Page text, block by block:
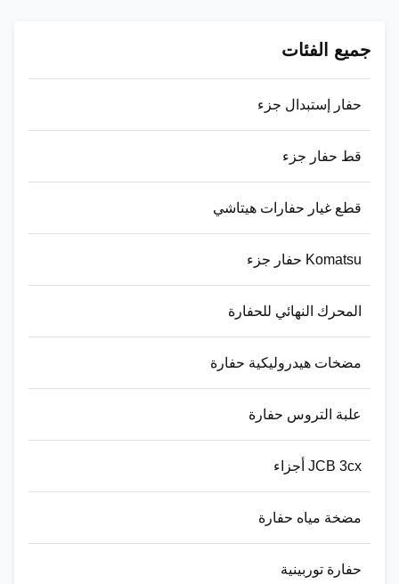
جميع الفئات
حفار إستبدال جزء
قط حفار جزء
قطع غيار حفارات هيتاشي
Komatsu حفار جزء
المحرك النهائي للحفارة
مضخات هيدروليكية حفارة
علبة التروس حفارة
JCB 3cx أجزاء
مضخة مياه حفارة
حفارة توربينية